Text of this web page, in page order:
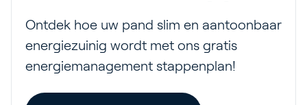
Ontdek hoe uw pand slim en aantoonbaar
energiezuinig wordt met ons gratis
energiemanagement stappenplan!